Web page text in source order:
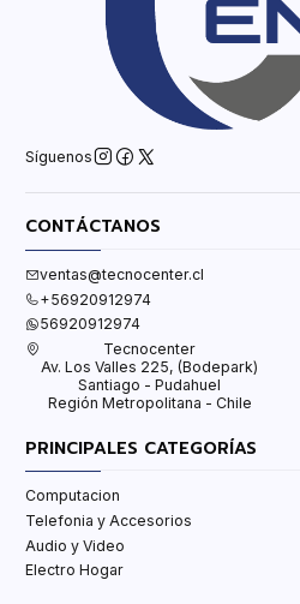
Síguenos
CONTÁCTANOS
ventas@tecnocenter.cl
+56920912974
56920912974
Tecnocenter
Av. Los Valles 225, (Bodepark)
Santiago - Pudahuel
Región Metropolitana - Chile
PRINCIPALES CATEGORÍAS
Computacion
Telefonia y Accesorios
Audio y Video
Electro Hogar